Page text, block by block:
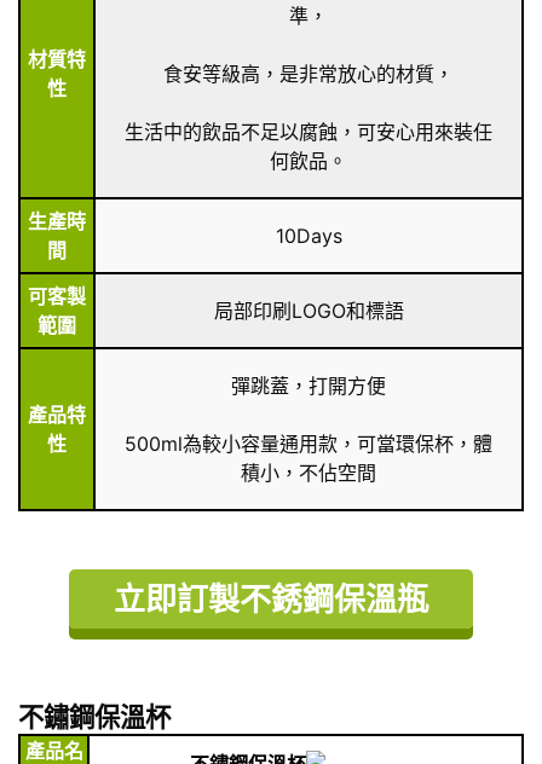
材質特
性
準，
食安等級高，是非常放心的材質，
生活中的飲品不足以腐蝕，可安心用來裝任
何飲品。
生產時
間
10Days
可客製
範圍
局部印刷LOGO和標語
產品特
性
彈跳蓋，打開方便
500ml為較小容量通用款，可當環保杯，體
積小，不佔空間
立即訂製不銹鋼保溫瓶
不鏽鋼保溫杯
產品名